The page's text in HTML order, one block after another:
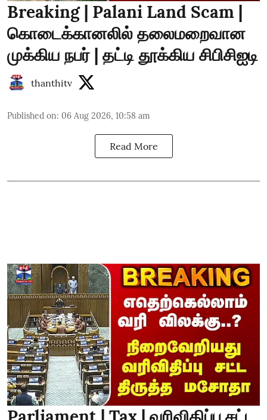
Breaking | Palani Land Scam |
கொடைக்கானலில் தலைமறைவான
முக்கிய நபர் | தட்டி தூக்கிய சிபிசிஐடி
thanthitv
Published on: 06 Aug 2026, 10:58 am
Read More